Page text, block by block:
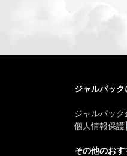
ジャルパック
ジャルパック
個人情報保護
その他のお